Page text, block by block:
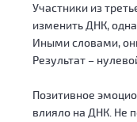
Участники из
изменить ДНК,
Иными словами,
Результат –
Позитивное
влияло на ДНК. Не